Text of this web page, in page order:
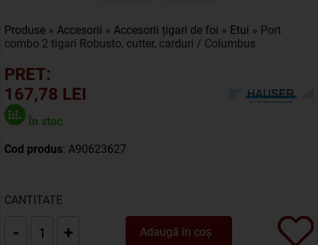
Produse » Accesorii » Accesorii țigari de foi » Etui » Port
combo 2 tigari Robusto, cutter, carduri / Columbus
PRET:
167,78 LEI
În stoc.
Cod produs: A90623627
CANTITATE
- + Adaugă în coș